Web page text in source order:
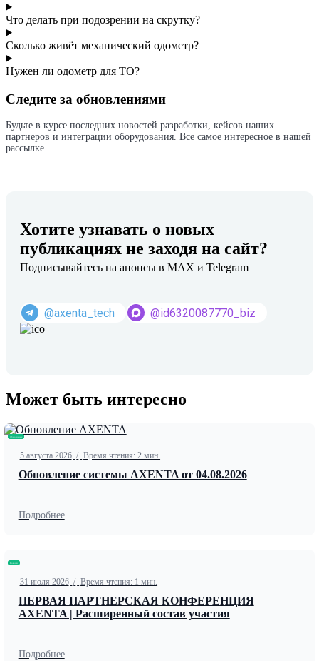
Что делать при подозрении на скрутку?
Сколько живёт механический одометр?
Нужен ли одометр для ТО?
Следите за обновлениями
Будьте в курсе последних новостей разработки, кейсов наших
партнеров и интеграции оборудования. Все самое интересное в нашей
рассылке.
Хотите узнавать о новых
публикациях не заходя на сайт?
Подписывайтесь на анонсы в MAX и Telegram
@axenta_tech @id6320087770_biz
Может быть интересно
Обновление
5 августа 2026 / Время чтения: 2 мин.
Обновление системы AXENTA от 04.08.2026
Подробнее
Новости
31 июля 2026 / Время чтения: 1 мин.
ПЕРВАЯ ПАРТНЕРСКАЯ КОНФЕРЕНЦИЯ
AXENTA | Расширенный состав участия
Подробнее